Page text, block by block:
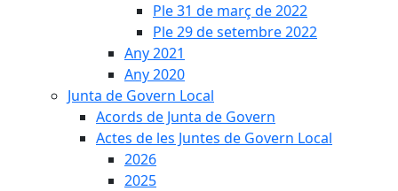
Ple 31 de març de 2022
Ple 29 de setembre 2022
Any 2021
Any 2020
Junta de Govern Local
Acords de Junta de Govern
Actes de les Juntes de Govern Local
2026
2025